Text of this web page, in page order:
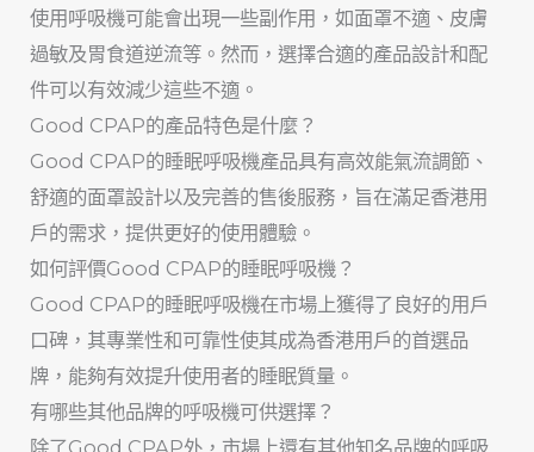
使用呼吸機可能會出現一些副作用，如面罩不適、皮膚
過敏及胃食道逆流等。然而，選擇合適的產品設計和配
件可以有效減少這些不適。
Good CPAP的產品特色是什麼？
Good CPAP的睡眠呼吸機產品具有高效能氣流調節、
舒適的面罩設計以及完善的售後服務，旨在滿足香港用
戶的需求，提供更好的使用體驗。
如何評價Good CPAP的睡眠呼吸機？
Good CPAP的睡眠呼吸機在市場上獲得了良好的用戶
口碑，其專業性和可靠性使其成為香港用戶的首選品
牌，能夠有效提升使用者的睡眠質量。
有哪些其他品牌的呼吸機可供選擇？